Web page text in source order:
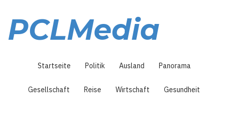
Inhalt
PCLMedia
Startseite Politik Ausland Panorama
Gesellschaft Reise Wirtschaft Gesundheit